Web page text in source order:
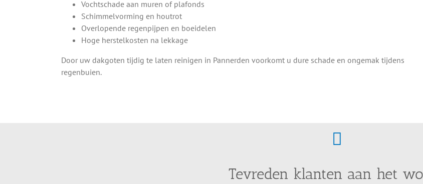
Vochtschade aan muren of plafonds
Schimmelvorming en houtrot
Overlopende regenpijpen en boeidelen
Hoge herstelkosten na lekkage
Door uw dakgoten tijdig te laten reinigen in Pannerden voorkomt u dure schade en ongemak tijdens
regenbuien.
Tevreden klanten aan het